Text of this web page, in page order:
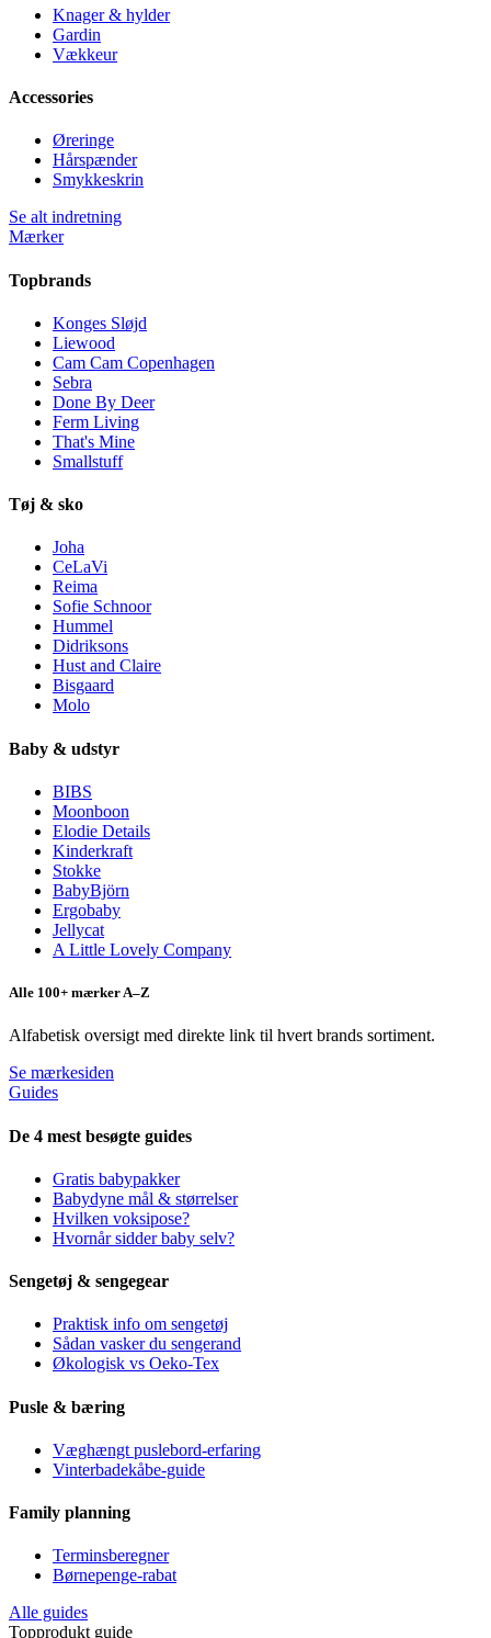
Knager & hylder
Gardin
Vækkeur
Accessories
Øreringe
Hårspænder
Smykkeskrin
Se alt indretning
Mærker
Topbrands
Konges Sløjd
Liewood
Cam Cam Copenhagen
Sebra
Done By Deer
Ferm Living
That's Mine
Smallstuff
Tøj & sko
Joha
CeLaVi
Reima
Sofie Schnoor
Hummel
Didriksons
Hust and Claire
Bisgaard
Molo
Baby & udstyr
BIBS
Moonboon
Elodie Details
Kinderkraft
Stokke
BabyBjörn
Ergobaby
Jellycat
A Little Lovely Company
Alle 100+ mærker A–Z
Alfabetisk oversigt med direkte link til hvert brands sortiment.
Se mærkesiden
Guides
De 4 mest besøgte guides
Gratis babypakker
Babydyne mål & størrelser
Hvilken voksipose?
Hvornår sidder baby selv?
Sengetøj & sengegear
Praktisk info om sengetøj
Sådan vasker du sengerand
Økologisk vs Oeko-Tex
Pusle & bæring
Væghængt puslebord-erfaring
Vinterbadekåbe-guide
Family planning
Terminsberegner
Børnepenge-rabat
Alle guides
Topprodukt guide